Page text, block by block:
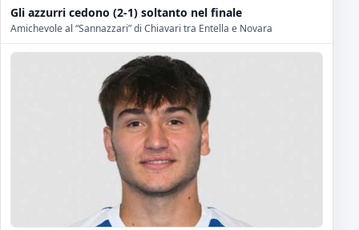
Gli azzurri cedono (2-1) soltanto nel finale
Amichevole al “Sannazzari” di Chiavari tra Entella e Novara